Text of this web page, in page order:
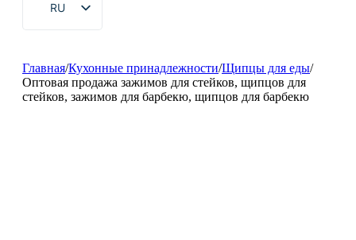
RU
EN
FR
Главная/Кухонные принадлежности/Щипцы для еды/
Оптовая продажа зажимов для стейков, щипцов для
стейков, зажимов для барбекю, щипцов для барбекю